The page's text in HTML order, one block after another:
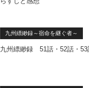
九州縹緲録～宿命を継ぐ者～
九州縹緲録 51話・52話・